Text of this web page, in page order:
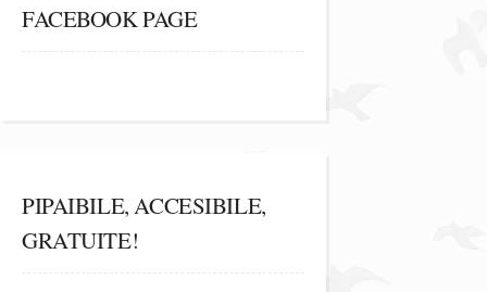
FACEBOOK PAGE
PIPAIBILE, ACCESIBILE,
GRATUITE!